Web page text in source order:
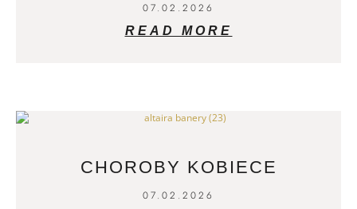
07.02.2026
READ MORE
CHOROBY KOBIECE
07.02.2026